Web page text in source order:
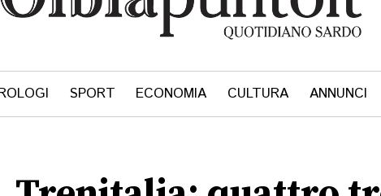
SPORT ECONOMIA CULTURA ANNUNCI